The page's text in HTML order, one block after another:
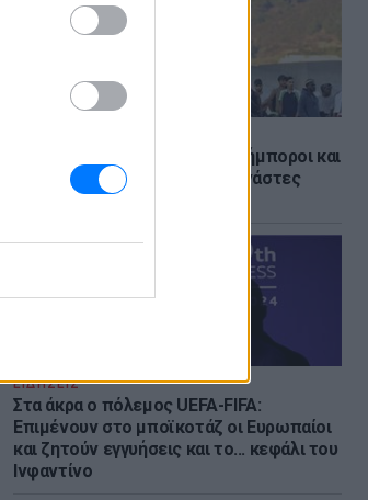
Θέουτα: «Οι κάτοικοι είναι ανήμποροι και
γεμάτοι αγωνία» - 5.000 μετανάστες
παραμένουν στην περιοχή
ΕΙΔΗΣΕΙΣ
Στα άκρα ο πόλεμος UEFA-FIFA:
Επιμένουν στο μποϊκοτάζ οι Ευρωπαίοι
και ζητούν εγγυήσεις και το... κεφάλι του
Ινφαντίνο